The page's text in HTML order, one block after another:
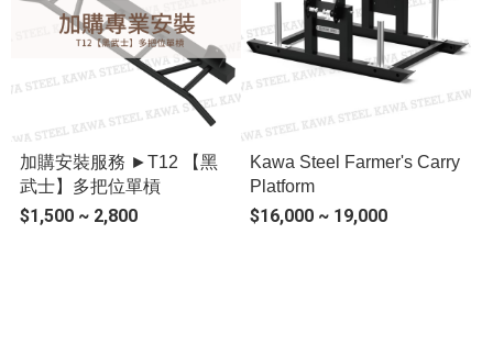
加購安裝服務 ►T12 【黑
武士】多把位單槓
$1,500 ~ 2,800
Kawa Steel Farmer's Carry
Platform
$16,000 ~ 19,000